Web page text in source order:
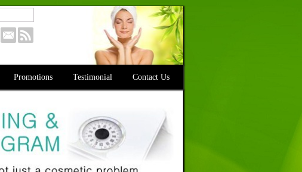
Promotions Testimonial Contact Us